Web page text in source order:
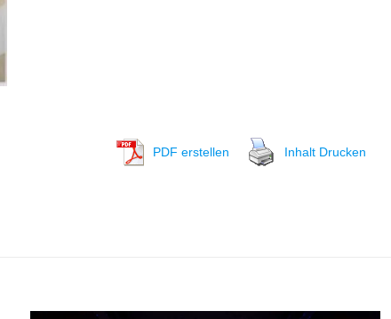
PDF erstellen Inhalt Drucken